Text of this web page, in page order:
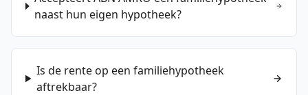
naast hun eigen hypotheek?
Is de rente op een familiehypotheek
aftrekbaar?